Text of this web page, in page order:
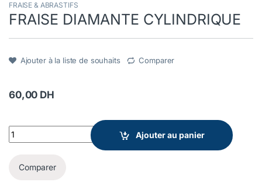
FRAISE & ABRASTIFS
FRAISE DIAMANTE CYLINDRIQUE
Ajouter à la liste de souhaits Comparer
60,00 DH
FRAISE DIAMANTE CYLINDRIQUE quantity
Ajouter au panier
Comparer